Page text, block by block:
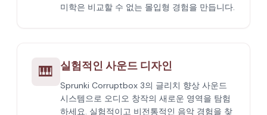
미학은 비교할 수 없는 몰입형 경험을 만듭니다.
🎹 실험적인 사운드 디자인
Sprunki Corruptbox 3의 글리치 향상 사운드
시스템으로 오디오 창작의 새로운 영역을 탐험
하세요. 실험적이고 비전통적인 음악 경험을 찾